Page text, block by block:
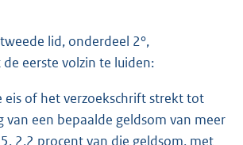
lid, onderdeel 2°,
eerste volzin te luiden:
eis of het verzoekschrift strekt tot
van een bepaalde geldsom van meer
2,2 procent van die geldsom, met